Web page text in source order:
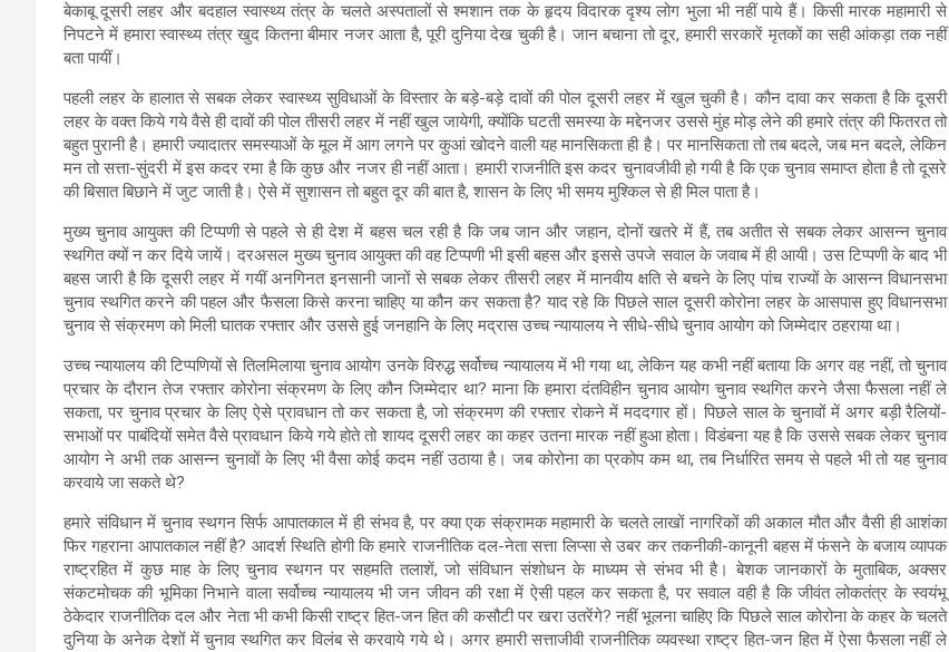
बेकाबू दूसरी लहर और बदहाल स्वास्थ्य तंत्र के चलते अस्पतालों से श्मशान तक के हृदय विदारक दृश्य लोग भुला भी नहीं पाये हैं। किसी मारक महामारी से
निपटने में हमारा स्वास्थ्य तंत्र खुद कितना बीमार नजर आता है, पूरी दुनिया देख चुकी है। जान बचाना तो दूर, हमारी सरकारें मृतकों का सही आंकड़ा तक नहीं
बता पायीं।
पहली लहर के हालात से सबक लेकर स्वास्थ्य सुविधाओं के विस्तार के बड़े-बड़े दावों की पोल दूसरी लहर में खुल चुकी है। कौन दावा कर सकता है कि दूसरी
लहर के वक्त किये गये वैसे ही दावों की पोल तीसरी लहर में नहीं खुल जायेगी, क्योंकि घटती समस्या के मद्देनजर उससे मुंह मोड़ लेने की हमारे तंत्र की फितरत तो
बहुत पुरानी है। हमारी ज्यादातर समस्याओं के मूल में आग लगने पर कुआं खोदने वाली यह मानसिकता ही है। पर मानसिकता तो तब बदले, जब मन बदले, लेकिन
मन तो सत्ता-सुंदरी में इस कदर रमा है कि कुछ और नजर ही नहीं आता। हमारी राजनीति इस कदर चुनावजीवी हो गयी है कि एक चुनाव समाप्त होता है तो दूसरे
की बिसात बिछाने में जुट जाती है। ऐसे में सुशासन तो बहुत दूर की बात है, शासन के लिए भी समय मुश्किल से ही मिल पाता है।
मुख्य चुनाव आयुक्त की टिप्पणी से पहले से ही देश में बहस चल रही है कि जब जान और जहान, दोनों खतरे में हैं, तब अतीत से सबक लेकर आसन्न चुनाव
स्थगित क्यों न कर दिये जायें। दरअसल मुख्य चुनाव आयुक्त की वह टिप्पणी भी इसी बहस और इससे उपजे सवाल के जवाब में ही आयी। उस टिप्पणी के बाद भी
बहस जारी है कि दूसरी लहर में गयीं अनगिनत इनसानी जानों से सबक लेकर तीसरी लहर में मानवीय क्षति से बचने के लिए पांच राज्यों के आसन्न विधानसभा
चुनाव स्थगित करने की पहल और फैसला किसे करना चाहिए या कौन कर सकता है? याद रहे कि पिछले साल दूसरी कोरोना लहर के आसपास हुए विधानसभा
चुनाव से संक्रमण को मिली घातक रफ्तार और उससे हुई जनहानि के लिए मद्रास उच्च न्यायालय ने सीधे-सीधे चुनाव आयोग को जिम्मेदार ठहराया था।
उच्च न्यायालय की टिप्पणियों से तिलमिलाया चुनाव आयोग उनके विरुद्ध सर्वोच्च न्यायालय में भी गया था, लेकिन यह कभी नहीं बताया कि अगर वह नहीं, तो चुनाव
प्रचार के दौरान तेज रफ्तार कोरोना संक्रमण के लिए कौन जिम्मेदार था? माना कि हमारा दंतविहीन चुनाव आयोग चुनाव स्थगित करने जैसा फैसला नहीं ले
सकता, पर चुनाव प्रचार के लिए ऐसे प्रावधान तो कर सकता है, जो संक्रमण की रफ्तार रोकने में मददगार हों। पिछले साल के चुनावों में अगर बड़ी रैलियों-
सभाओं पर पाबंदियों समेत वैसे प्रावधान किये गये होते तो शायद दूसरी लहर का कहर उतना मारक नहीं हुआ होता। विडंबना यह है कि उससे सबक लेकर चुनाव
आयोग ने अभी तक आसन्न चुनावों के लिए भी वैसा कोई कदम नहीं उठाया है। जब कोरोना का प्रकोप कम था, तब निर्धारित समय से पहले भी तो यह चुनाव
करवाये जा सकते थे?
हमारे संविधान में चुनाव स्थगन सिर्फ आपातकाल में ही संभव है, पर क्या एक संक्रामक महामारी के चलते लाखों नागरिकों की अकाल मौत और वैसी ही आशंका
फिर गहराना आपातकाल नहीं है? आदर्श स्थिति होगी कि हमारे राजनीतिक दल-नेता सत्ता लिप्सा से उबर कर तकनीकी-कानूनी बहस में फंसने के बजाय व्यापक
राष्ट्रहित में कुछ माह के लिए चुनाव स्थगन पर सहमति तलाशें, जो संविधान संशोधन के माध्यम से संभव भी है। बेशक जानकारों के मुताबिक, अक्सर
संकटमोचक की भूमिका निभाने वाला सर्वोच्च न्यायालय भी जन जीवन की रक्षा में ऐसी पहल कर सकता है, पर सवाल वही है कि जीवंत लोकतंत्र के स्वयंभू
ठेकेदार राजनीतिक दल और नेता भी कभी किसी राष्ट्र हित-जन हित की कसौटी पर खरा उतरेंगे? नहीं भूलना चाहिए कि पिछले साल कोरोना के कहर के चलते
दुनिया के अनेक देशों में चुनाव स्थगित कर विलंब से करवाये गये थे। अगर हमारी सत्ताजीवी राजनीतिक व्यवस्था राष्ट्र हित-जन हित में ऐसा फैसला नहीं ले